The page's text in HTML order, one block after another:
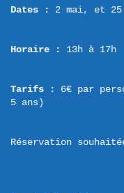
Dates : 2 mai, et
Horaire : 13h à 17h
Tarifs :
6€ par
5 ans)
Réservation